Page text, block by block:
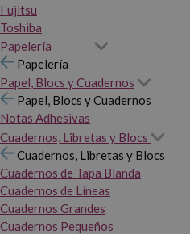
Fujitsu
Toshiba
Papelería
Papelería
Papel, Blocs y Cuadernos
Papel, Blocs y Cuadernos
Notas Adhesivas
Cuadernos, Libretas y Blocs
Cuadernos, Libretas y Blocs
Cuadernos de Tapa Blanda
Cuadernos de Líneas
Cuadernos Grandes
Cuadernos Pequeños